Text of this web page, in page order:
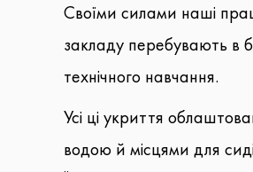
Своїми силами наші
закладу перебувають в
технічного навчання.
Усі ці укриття
водою й місцями для